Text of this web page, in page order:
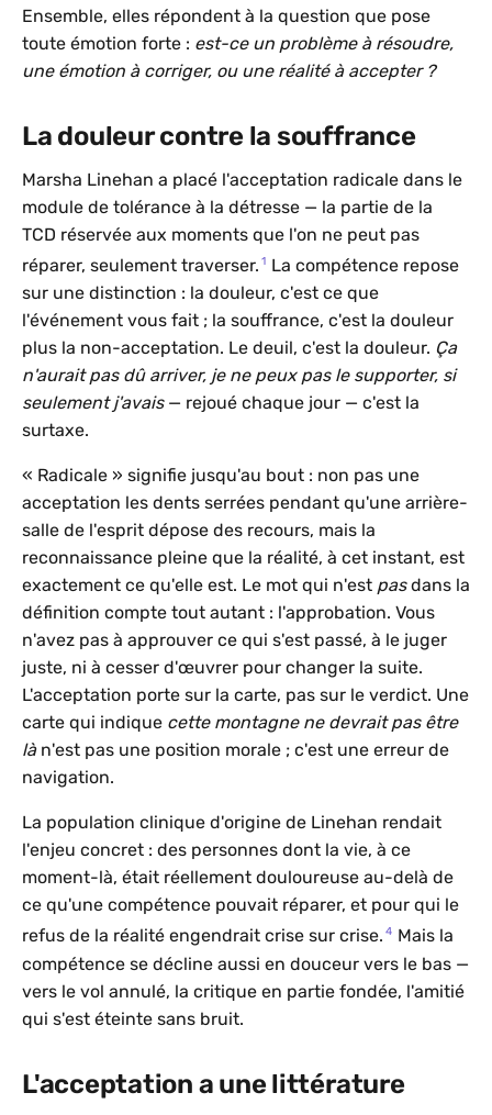
Ensemble, elles répondent à la question que pose
toute émotion forte : est-ce un problème à résoudre,
une émotion à corriger, ou une réalité à accepter ?
La douleur contre la souffrance
Marsha Linehan a placé l'acceptation radicale dans le
module de tolérance à la détresse — la partie de la
TCD réservée aux moments que l'on ne peut pas
réparer, seulement traverser. 1 La compétence repose
sur une distinction : la douleur, c'est ce que
l'événement vous fait ; la souffrance, c'est la douleur
plus la non-acceptation. Le deuil, c'est la douleur. Ça
n'aurait pas dû arriver, je ne peux pas le supporter, si
seulement j'avais— rejoué chaque jour — c'est la
surtaxe.
« Radicale » signifie jusqu'au bout : non pas une
acceptation les dents serrées pendant qu'une arrière-
salle de l'esprit dépose des recours, mais la
reconnaissance pleine que la réalité, à cet instant, est
exactement ce qu'elle est. Le mot qui n'est pasdans la
définition compte tout autant : l'approbation. Vous
n'avez pas à approuver ce qui s'est passé, à le juger
juste, ni à cesser d'œuvrer pour changer la suite.
L'acceptation porte sur la carte, pas sur le verdict. Une
carte qui indique cette montagne ne devrait pas être
làn'est pas une position morale ; c'est une erreur de
navigation.
La population clinique d'origine de Linehan rendait
l'enjeu concret : des personnes dont la vie, à ce
moment-là, était réellement douloureuse au-delà de
ce qu'une compétence pouvait réparer, et pour qui le
refus de la réalité engendrait crise sur crise. 4 Mais la
compétence se décline aussi en douceur vers le bas —
vers le vol annulé, la critique en partie fondée, l'amitié
qui s'est éteinte sans bruit.
L'acceptation a une littérature